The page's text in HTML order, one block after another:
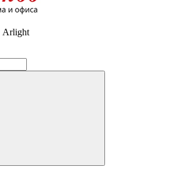
Arlight